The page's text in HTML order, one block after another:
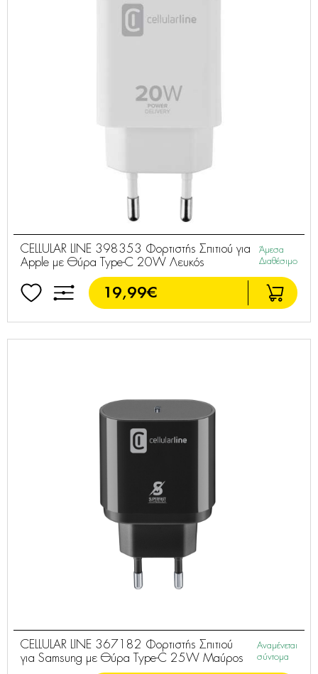
CELLULAR LINE 398353 Φορτιστής Σπιτιού για
Apple με Θύρα Type-C 20W Λευκός
Άμεσα
Διαθέσιμο
19,99€
CELLULAR LINE 367182 Φορτιστής Σπιτιού
για Samsung με Θύρα Type-C 25W Μαύρος
Αναμένεται
σύντομα